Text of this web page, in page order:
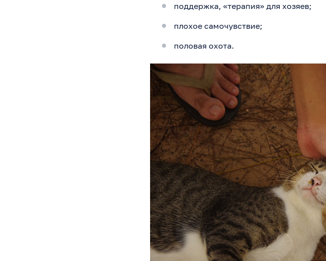
поддержка, «терапия» для хозяев;
плохое самочувствие;
половая охота.